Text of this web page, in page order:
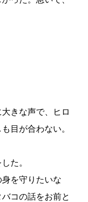
きな声で、ヒロ
目が合わない。
た。
身を守りたいな
コの話をお前と